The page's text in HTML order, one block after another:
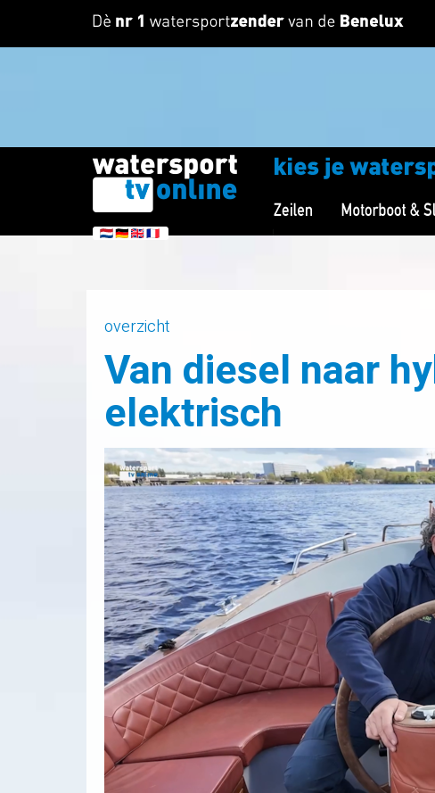
overzicht
Van diesel naar
elektrisch